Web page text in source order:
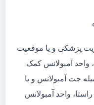
پزشکی و یا موقعیت
واحد آمبولانس کمک
جت آمبولانس و یا
واحد آمبولانس